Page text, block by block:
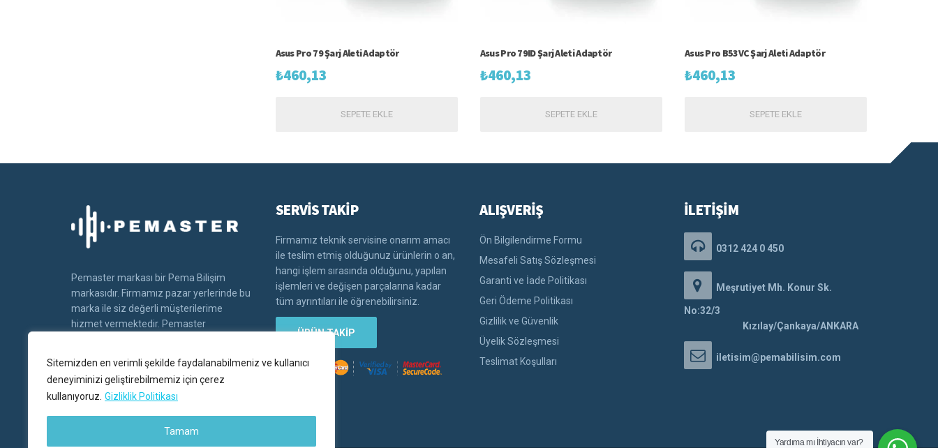
Sitemizden en verimli şekilde faydalanabilmeniz ve kullanıcı
deneyiminizi geliştirebilmemiz için çerez
kullanıyoruz. Gizliklik Politikası
Tamam
Asus Pro 79 Şarj Aleti Adaptör
₺460,13
SEPETE EKLE
Asus Pro 79ID Şarj Aleti Adaptör
₺460,13
SEPETE EKLE
Asus Pro B53VC Şarj Aleti Adaptör
₺460,13
SEPETE EKLE
Pemaster markası bir Pema Bilişim
markasıdır. Firmamız pazar yerlerinde bu
marka ile siz değerli müşterilerime
hizmet vermektedir. Pemaster
SERVİS TAKİP
Firmamız teknik servisine onarım amacı
ile teslim etmiş olduğunuz ürünlerin o an,
hangi işlem sırasında olduğunu, yapılan
işlemleri ve değişen parçalarına kadar
tüm ayrıntıları ile öğrenebilirsiniz.
ÜRÜN TAKİP
ALIŞVERİŞ
Ön Bilgilendirme Formu
Mesafeli Satış Sözleşmesi
Garanti ve İade Politikası
Geri Ödeme Politikası
Gizlilik ve Güvenlik
Üyelik Sözleşmesi
Teslimat Koşulları
İLETİŞİM
0312 424 0 450
Meşrutiyet Mh. Konur Sk.
No:32/3
Kızılay/Çankaya/ANKARA
iletisim@pemabilisim.com
Yardıma mı İhtiyacın var?